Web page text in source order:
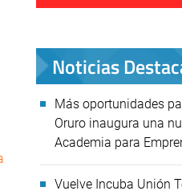
Noticias
Más oportunidades
Oruro inaugura una
Academia para
Vuelve Incuba Unión